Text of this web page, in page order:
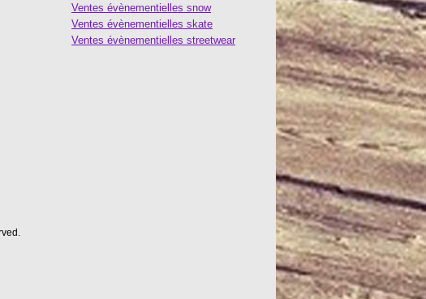
Ventes évènementielles snow
Ventes évènementielles skate
Ventes évènementielles streetwear